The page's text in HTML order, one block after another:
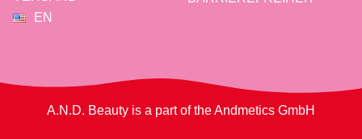
EN
A.N.D. Beauty is a part of the Andmetics GmbH